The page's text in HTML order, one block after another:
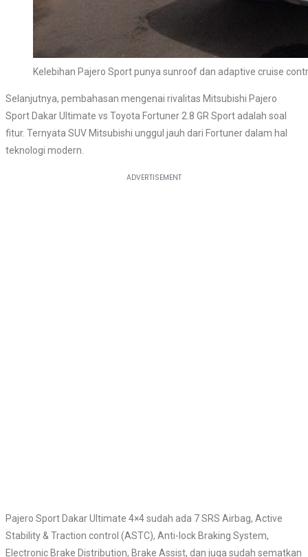
Kelebihan Pajero Sport punya sunroof dan adaptive cruise
Selanjutnya, pembahasan mengenai rivalitas Mitsubishi Pajero
Sport Dakar Ultimate vs Toyota Fortuner 2.8 GR Sport adalah soal
fitur. Ternyata SUV Mitsubishi unggul jauh dari Fortuner dalam hal
teknologi modern.
Pajero Sport Dakar Ultimate 4×4 sudah ada 7 SRS Airbag, Active
Stability & Traction control (ASTC), Anti-lock Braking System,
Electronic Brake Distribution, Brake Assist, dan juga sudah sematkan